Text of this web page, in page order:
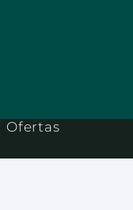
Ofertas